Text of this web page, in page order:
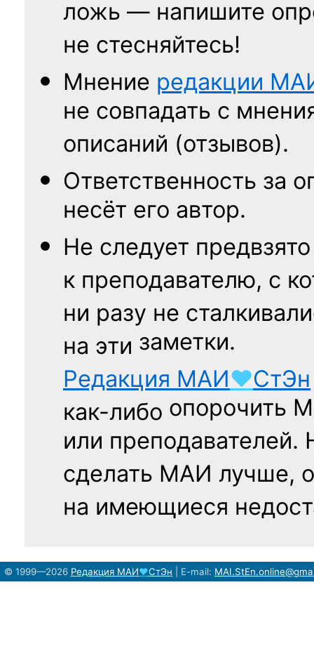
ложь — напишите
не стесняйтесь!
Мнение редакции
не совпадать с
описаний (отзывов).
Ответственность за
несёт его автор.
Не следует
к преподавателю, с
ни разу не
на эти заметки.
Редакция МАИ♥СтЭн
как-либо опорочить
или
сделать МАИ лучше,
на имеющиеся
© 1999—2026 Редакция МАИ♥СтЭн E-mail: